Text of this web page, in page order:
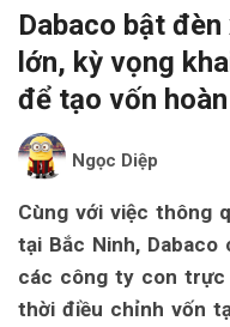
Dabaco bật
lớn, kỳ vọng
để tạo vốn
Ngọc Diệp
Cùng với việc thông
tại Bắc Ninh,
các công ty con trực
thời điều chỉnh vốn